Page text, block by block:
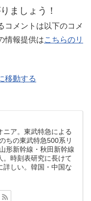
ましょう！
コメントは以下のコメ
情報提供はこちらのリ
移動する
ニア。東武特急による
ちの東武特急500系リ
形新幹線・秋田新幹線
。時刻表研究に長けて
詳しい。韓国・中国な